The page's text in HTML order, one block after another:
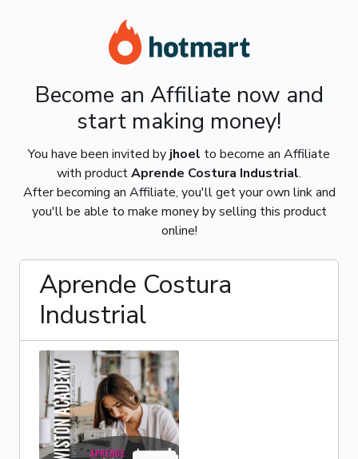
Become an Affiliate now and
start making money!
You have been invited by jhoel to become an Affiliate
with productAprende Costura Industrial.
After becoming an Affiliate, you'll get your own link and
you'll be able to make money by selling this product
online!
Aprende Costura
Industrial